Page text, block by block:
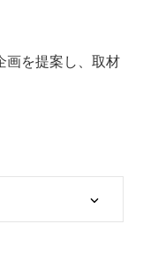
画を提案し、取材